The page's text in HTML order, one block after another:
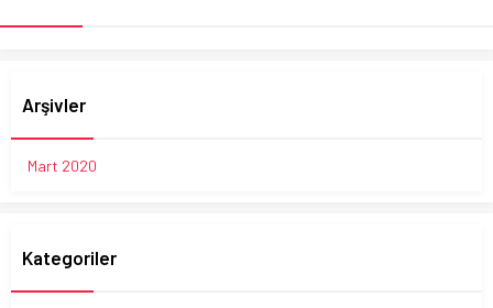
Arşivler
Mart 2020
Kategoriler